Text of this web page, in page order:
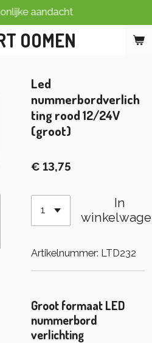
OOMEN
aandacht
Led
nummerbordverlich
ting rood 12/24V
(groot)
€ 13,75
In
Artikelnummer: LTD232
Groot formaat LED
nummerbord
verlichting